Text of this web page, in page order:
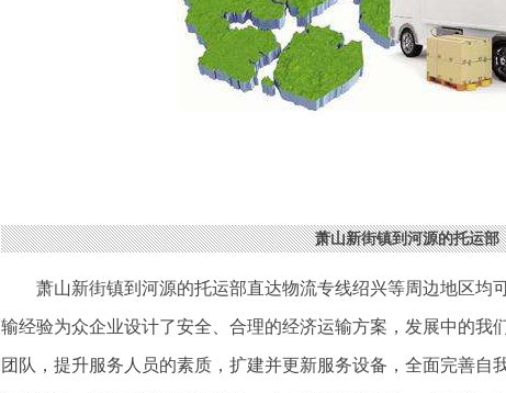
萧山新街镇到河源的托运部
萧山新街镇到河源的托运部直达物流专线绍兴等周边地区均
输经验为众企业设计了安全、合理的经济运输方案，发展中的我
团队，提升服务人员的素质，扩建并更新服务设备，全面完善自